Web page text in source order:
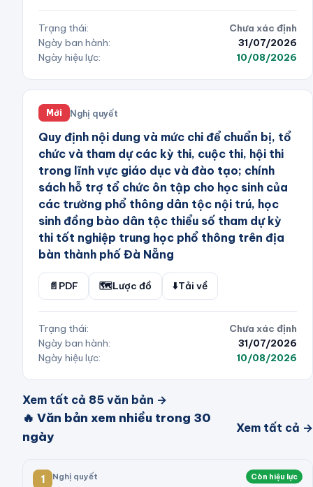
Trạng thái:
Chưa xác định
Ngày ban hành:
31/07/2026
Ngày hiệu lực:
10/08/2026
Mới Nghị quyết
Quy định nội dung và mức chi để chuẩn bị, tổ
chức và tham dự các kỳ thi, cuộc thi, hội thi
trong lĩnh vực giáo dục và đào tạo; chính
sách hỗ trợ tổ chức ôn tập cho học sinh của
các trường phổ thông dân tộc nội trú, học
sinh đồng bào dân tộc thiểu số tham dự kỳ
thi tốt nghiệp trung học phổ thông trên địa
bàn thành phố Đà Nẵng
📄 PDF 🗺️Lược đồ ⬇️Tải về
Trạng thái:
Chưa xác định
Ngày ban hành:
31/07/2026
Ngày hiệu lực:
10/08/2026
Xem tất cả 85 văn bản →
🔥 Văn bản xem nhiều trong 30
ngày
Xem tất cả →
1 Nghị quyết Còn hiệu lực